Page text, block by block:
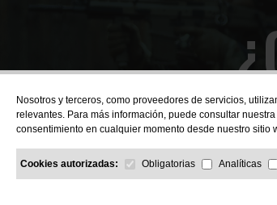
Nosotros y terceros, como proveedores de servicios,
relevantes. Para más información, puede consultar nuestra
consentimiento en cualquier momento desde nuestro sitio
Cookies autorizadas: Obligatorias Analíticas